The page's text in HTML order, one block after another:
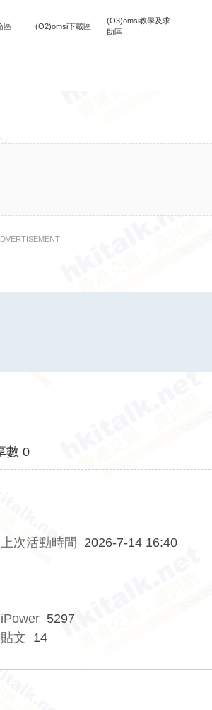
區 (O2)omsi下載區
(O3)omsi教學及求
助區
數 0
上次活動時間 2026-7-14 16:40
iPower 5297
貼文 14